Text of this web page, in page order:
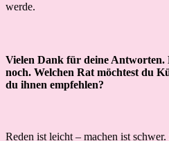
werde.
Vielen Dank für deine Antworten.
noch. Welchen Rat möchtest du
du ihnen empfehlen?
Reden ist leicht – machen ist